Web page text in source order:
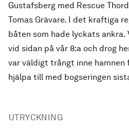
Gustafsberg med Rescue
Tomas Grävare. I det kraftiga
båten som hade lyckats ankra.
vid sidan på vår 8:a och drog
var väldigt trångt inne hamnen
hjälpa till med bogseringen
UTRYCKNING